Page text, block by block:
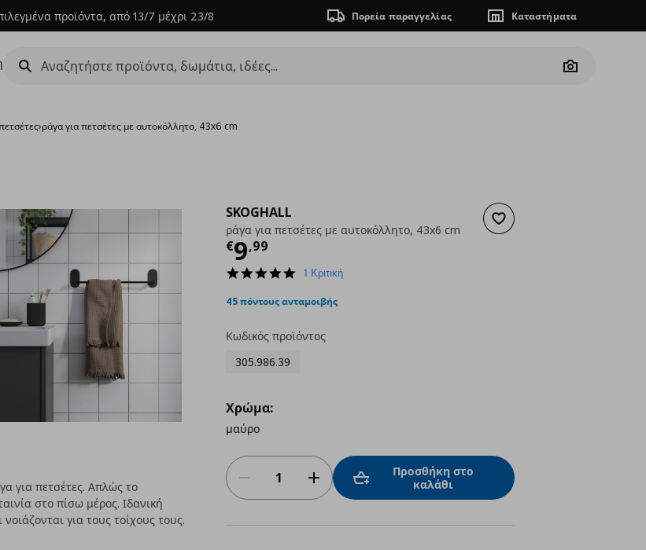
προϊόντα, από 13/7 μέχρι 23/8 Πορεία παραγγελίας Καταστήματα
Camera
›ράγα για πετσέτες με αυτοκόλλητο, 43x6 cm
Προσθήκη στα αγαπημένα
SKOGHALL
ράγα για πετσέτες με αυτοκόλλητο, 43x6 cm
€9,99
Τρέχουσα τιμή
5.0
rating
1 Κριτική
45 πόντους ανταμοιβής
Κωδικός προϊόντος
305.986.39
Χρώμα:
μαύρο
Προσθήκη στο
καλάθι
για πετσέτες. Απλώς το
στο πίσω μέρος. Ιδανική
για τους τοίχους τους.